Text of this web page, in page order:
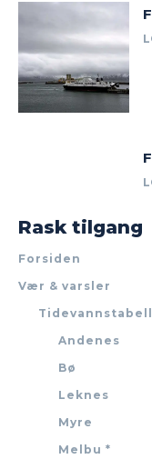
Rask tilgang
Forsiden
Vær & varsler
Tidevannstabell
Andenes
Bø
Leknes
Myre
Melbu *